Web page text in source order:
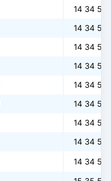
14 34 54
14 34 54
14 34 54
14 34 54
14 34 54
14 34 54
14 34 54
14 34 54
14 34 54